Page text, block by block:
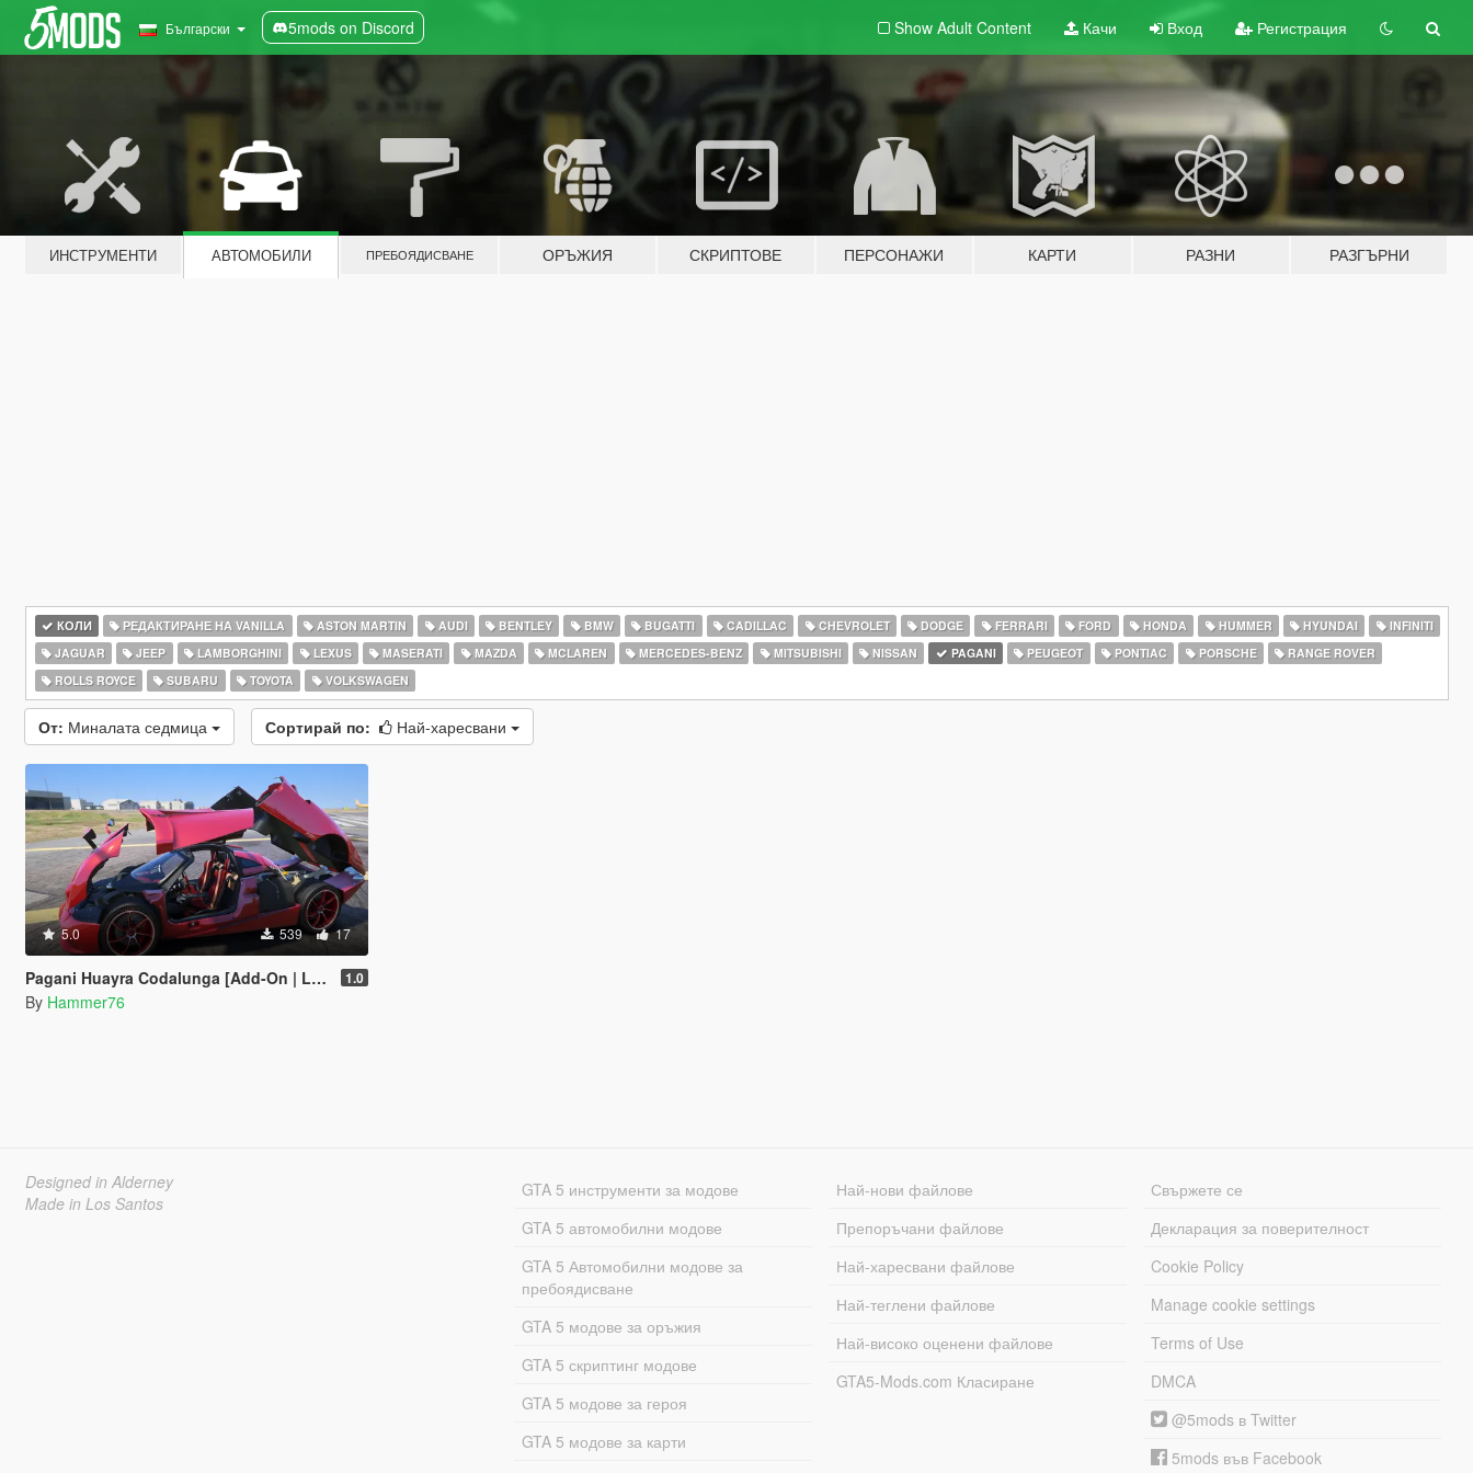
Български 5mods on Discord Show Adult Content Качи Вход Регистрация
ИНСТРУМЕНТИ АВТОМОБИЛИ ПРЕБОЯДИСВАНЕ ОРЪЖИЯ СКРИПТОВЕ ПЕРСОНАЖИ КАРТИ РАЗНИ РАЗГЪРНИ
КОЛИ РЕДАКТИРАНЕ НА VANILLA ASTON MARTIN AUDI BENTLEY BMW BUGATTI CADILLAC CHEVROLET DODGE FERRARI FORD HONDA HUMMER HYUNDAI
INFINITI
JAGUAR
JEEP LAMBORGHINI LEXUS MASERATI MAZDA MCLAREN MERCEDES-BENZ MITSUBISHI NISSAN PAGANI PEUGEOT PONTIAC PORSCHE
RANGE ROVER
ROLLS ROYCE
SUBARU TOYOTA VOLKSWAGEN
От: Миналата седмица Сортирай по: Най-харесвани
5.0 539 17
Pagani Huayra Codalunga [Add-On | Legacy | Enhanced] 1.0
By Hammer76
Designed in Alderney
Made in Los Santos
GTA 5 инструменти за модове
GTA 5 автомобилни модове
GTA 5 Автомобилни модове за
пребоядисване
GTA 5 модове за оръжия
GTA 5 скриптинг модове
GTA 5 модове за героя
GTA 5 модове за карти
Най-нови файлове
Препоръчани файлове
Най-харесвани файлове
Най-теглени файлове
Най-високо оценени файлове
GTA5-Mods.com Класиране
Свържете се
Декларация за поверителност
Cookie Policy
Manage cookie settings
Terms of Use
DMCA
@5mods в Twitter
5mods във Facebook